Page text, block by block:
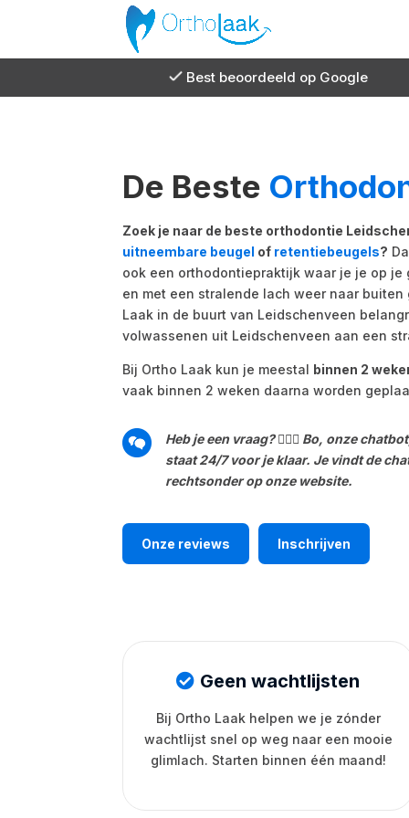
Best beoordeeld op Google
De Beste
Zoek je naar de beste orthodontie
uitneembare beugel of retentiebeugels?
ook een orthodontiepraktijk waar je je op
en met een stralende lach weer naar
Laak in de buurt van Leidschenveen
volwassenen uit Leidschenveen aan een
Bij Ortho Laak kun je meestal binnen 2
vaak binnen 2 weken daarna worden
Heb je een vraag? 🙋🏼‍♀️ Bo, onze
staat 24/7 voor je klaar. Je vindt de
rechtsonder op onze website.
Onze reviews Inschrijven
Geen wachtlijsten
Bij Ortho Laak helpen we je zónder
wachtlijst snel op weg naar een mooie
glimlach. Starten binnen één maand!